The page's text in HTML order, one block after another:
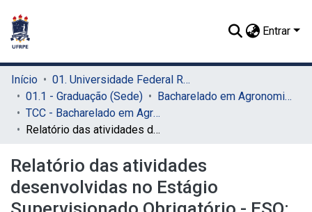
Entrar
Início
01. Universidade Federal Rural de Pernambuco - UFRPE (Sede)
01.1 - Graduação (Sede)
Bacharelado em Agronomia (Sede)
TCC - Bacharelado em Agronomia (Sede)
Relatório das atividades desenvolvidas no Estágio Supervisionado Obrigatório - ESO: prospectiva de fungos leveduriformes potencialmente biocontroladores a murcha-de-fusário em feijão-caupi
Relatório das atividades
desenvolvidas no Estágio